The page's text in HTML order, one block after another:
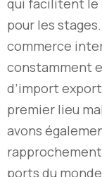
qui facilitent le
pour les
commerce
constamment
d’import
premier lieu
avons
rapprochement
ports du